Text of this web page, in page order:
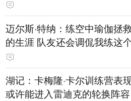
迈尔斯·特纳：练空中瑜伽拯
的生涯 队友还会调侃我练这
湖记：卡梅隆·卡尔训练营表
或许能进入雷迪克的轮换阵容